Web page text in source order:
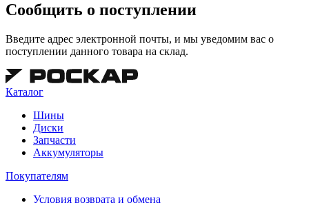
Сообщить о поступлении
Введите адрес электронной почты, и мы уведомим вас о
поступлении данного товара на склад.
Каталог
Шины
Диски
Запчасти
Аккумуляторы
Покупателям
Условия возврата и обмена